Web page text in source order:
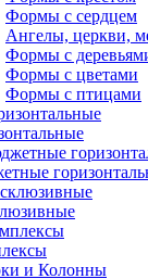
Формы с сердцем
Ангелы, церкви,
Формы с
Формы с цветами
Формы с птицами